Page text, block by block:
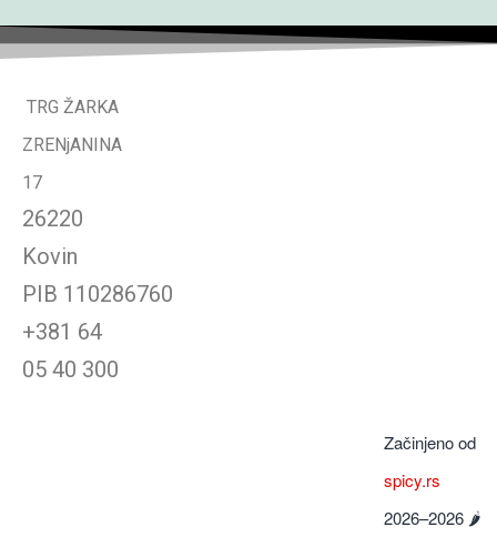
TRG ŽARKA
ZRENjANINA
17
26220
Kovin
PIB 110286760
+381 64
05 40 300
Začinjeno od
spicy.rs
2026–2026 🌶